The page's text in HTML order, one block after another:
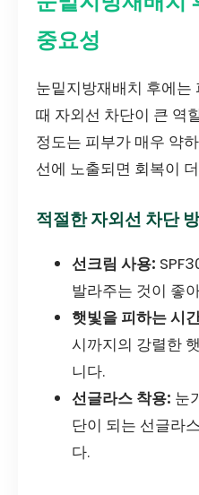
중요성
눈밑지방재배치 후에는
때 자외선 차단이 큰 역
정도는 피부가 매우 약
선에 노출되면 회복이
적절한 자외선 차단
선크림 사용:
발라주는 것이 좋
햇빛을 피하는 시
시까지의 강렬한
니다.
선글라스 착용: 눈
단이 되는 선글라
다.